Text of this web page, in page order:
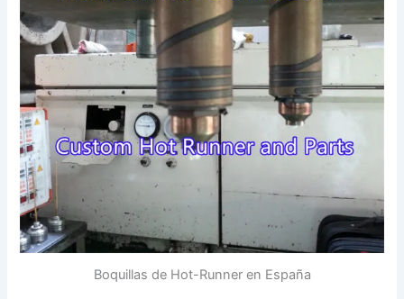
Boquillas de Hot-Runner en España